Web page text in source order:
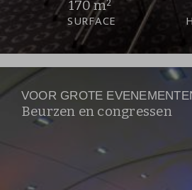
170 m²
SURFACE
VOOR GROTE
Beurzen en congressen